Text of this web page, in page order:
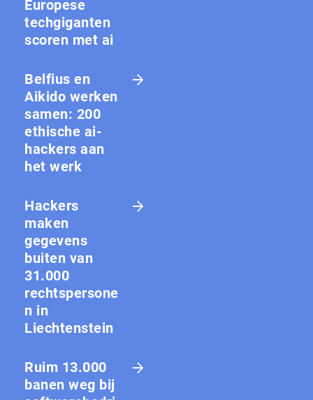
Europese
techgiganten
scoren met ai
Belfius en
Aikido werken
samen: 200
ethische ai-
hackers aan
het werk
Hackers
maken
gegevens
buiten van
31.000
rechtspersone
n in
Liechtenstein
Ruim 13.000
banen weg bij